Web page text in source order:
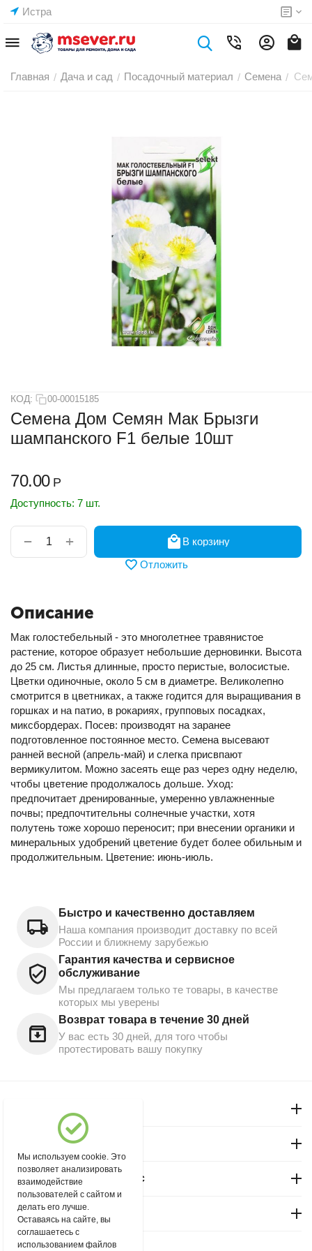
Истра
Главная / Дача и сад / Посадочный материал / Семена /
КОД: 00-00015185
Семена Дом Семян Мак Брызги
шампанского F1 белые 10шт
70.00 Р
Доступность: 7 шт.
+
−
В корзину
Отложить
Описание
Мак голостебельный - это многолетнее травянистое
растение, которое образует небольшие дерновинки. Высота
до 25 см. Листья длинные, просто перистые, волосистые.
Цветки одиночные, около 5 см в диаметре. Великолепно
смотрится в цветниках, а также годится для выращивания в
горшках и на патио, в рокариях, групповых посадках,
миксбордерах. Посев: производят на заранее
подготовленное постоянное место. Семена высевают
ранней весной (апрель-май) и слегка присвпают
вермикулитом. Можно засеять еще раз через одну неделю,
чтобы цветение продолжалось дольше. Уход:
предпочитает дренированные, умеренно увлажненные
почвы; предпочтительны солнечные участки, хотя
полутень тоже хорошо переносит; при внесении органики и
минеральных удобрений цветение будет более обильным и
продолжительным. Цветение: июнь-июль.
Быстро и качественно доставляем
Наша компания производит доставку по всей
России и ближнему зарубежью
Гарантия качества и сервисное
обслуживание
Мы предлагаем только те товары, в качестве
которых мы уверены
Возврат товара в течение 30 дней
У вас есть 30 дней, для того чтобы
протестировать вашу покупку
Магазин "Северный"
Покупательский сервис
Контакты
Мы используем cookie. Это
позволяет анализировать
взаимодействие
пользователей с сайтом и
делать его лучше.
Оставаясь на сайте, вы
соглашаетесь с
использованием файлов